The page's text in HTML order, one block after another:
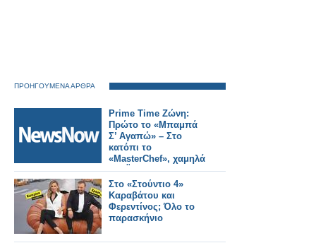
ΠΡΟΗΓΟΥΜΕΝΑ ΑΡΘΡΑ
Prime Time Ζώνη:
Πρώτο το «Μπαμπά
Σ’ Αγαπώ» – Στο
κατόπι το
«MasterChef», χαμηλά
ΣΚΑΪ και Open
Στο «Στούντιο 4»
Καραβάτου και
Φερεντίνος; Όλο το
παρασκήνιο